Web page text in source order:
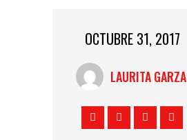
OCTUBRE 31, 2017
LAURITA GARZA